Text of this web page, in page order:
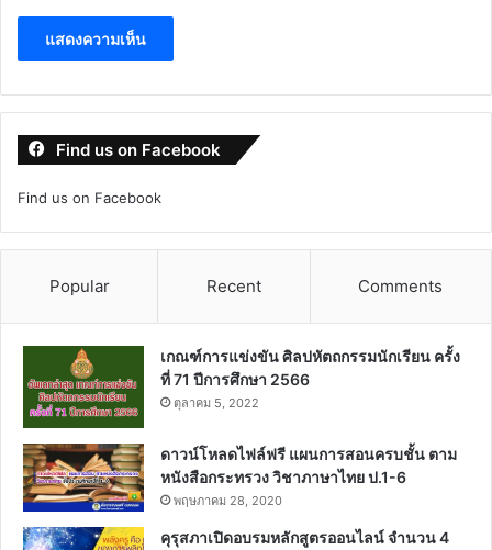
Find us on Facebook
Find us on Facebook
Popular Recent Comments
เกณฑ์การแข่งขัน ศิลปหัตถกรรมนักเรียน ครั้ง
ที่ 71 ปีการศึกษา 2566
ตุลาคม 5, 2022
ดาวน์โหลดไฟล์ฟรี แผนการสอนครบชั้น ตาม
หนังสือกระทรวง วิชาภาษาไทย ป.1-6
พฤษภาคม 28, 2020
คุรุสภาเปิดอบรมหลักสูตรออนไลน์ จำนวน 4